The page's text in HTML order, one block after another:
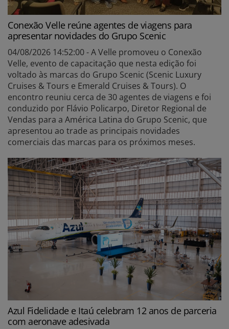
Conexão Velle reúne agentes de viagens para
apresentar novidades do Grupo Scenic
04/08/2026 14:52:00 - A Velle promoveu o Conexão
Velle, evento de capacitação que nesta edição foi
voltado às marcas do Grupo Scenic (Scenic Luxury
Cruises & Tours e Emerald Cruises & Tours). O
encontro reuniu cerca de 30 agentes de viagens e foi
conduzido por Flávio Policarpo, Diretor Regional de
Vendas para a América Latina do Grupo Scenic, que
apresentou ao trade as principais novidades
comerciais das marcas para os próximos meses.
Azul Fidelidade e Itaú celebram 12 anos de parceria
com aeronave adesivada